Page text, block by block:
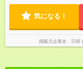
気になる！
掲載元企業名 日研